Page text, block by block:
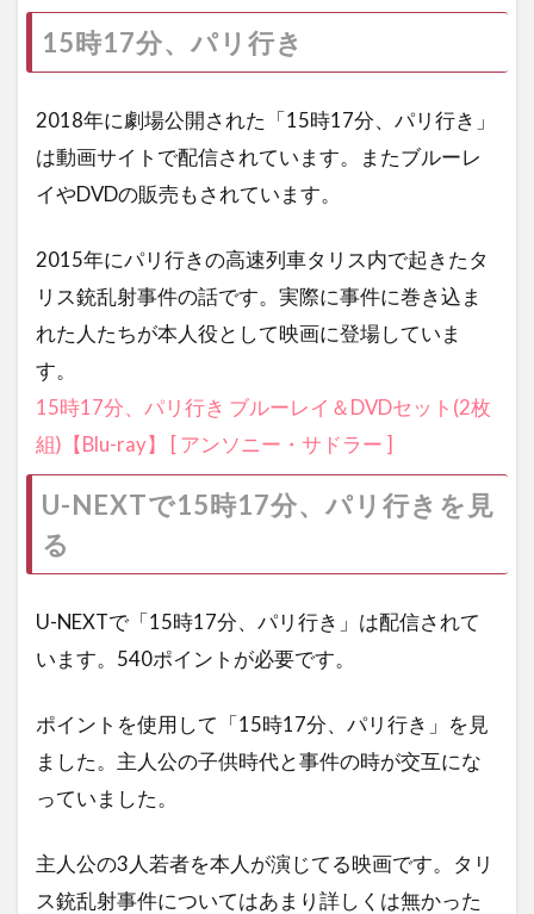
15時17分、パリ行き
2018年に劇場公開された「15時17分、パリ行き」
は動画サイトで配信されています。またブルーレ
イやDVDの販売もされています。
2015年にパリ行きの高速列車タリス内で起きたタ
リス銃乱射事件の話です。実際に事件に巻き込ま
れた人たちが本人役として映画に登場していま
す。
15時17分、パリ行き ブルーレイ＆DVDセット(2枚
組)【Blu-ray】 [ アンソニー・サドラー ]
U-NEXTで15時17分、パリ行きを見
る
U-NEXTで「15時17分、パリ行き」は配信されて
います。540ポイントが必要です。
ポイントを使用して「15時17分、パリ行き」を見
ました。主人公の子供時代と事件の時が交互にな
っていました。
主人公の3人若者を本人が演じてる映画です。タリ
ス銃乱射事件についてはあまり詳しくは無かった